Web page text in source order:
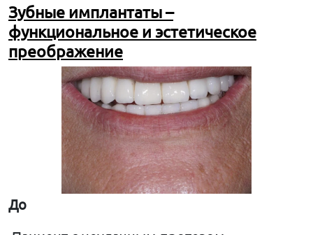
Зубные имплантаты –
функциональное и эстетическое
преображение
До